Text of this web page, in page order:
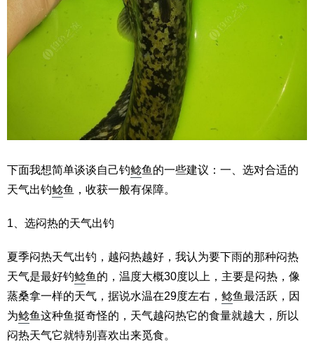
下面我想简单谈谈自己钓鲶鱼的一些建议：一、选对合适的
天气出钓鲶鱼，收获一般有保障。
1、选闷热的天气出钓
夏季闷热天气出钓，越闷热越好，我认为要下雨的那种闷热
天气是最好钓鲶鱼的，温度大概30度以上，主要是闷热，像
蒸桑拿一样的天气，据说水温在29度左右， 鲶鱼最活跃，因
为鲶鱼这种鱼挺奇怪的，天气越闷热它的食量就越大，所以
闷热天气它就特别喜欢出来觅食。